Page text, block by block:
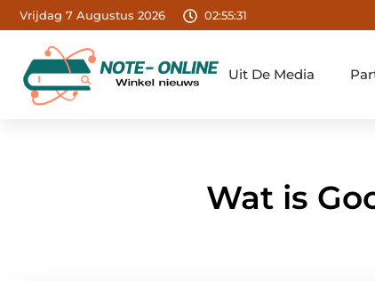
Vrijdag 7 Augustus 2026 02:55:32
Uit De Media
Wat is